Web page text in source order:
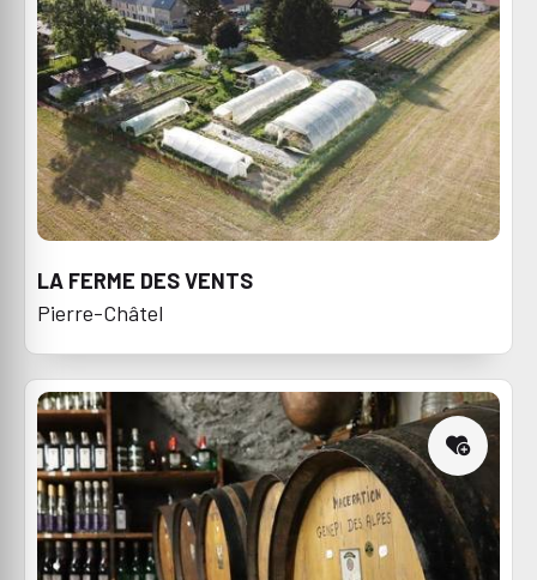
LA FERME DES VENTS
Pierre-Châtel